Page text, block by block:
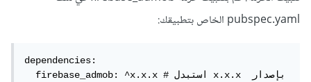
pubspec.yaml الخاص بتطبيقك:
dependencies:
  firebase_admob: ^x.x.x # استبدل x.x.x بإصدار